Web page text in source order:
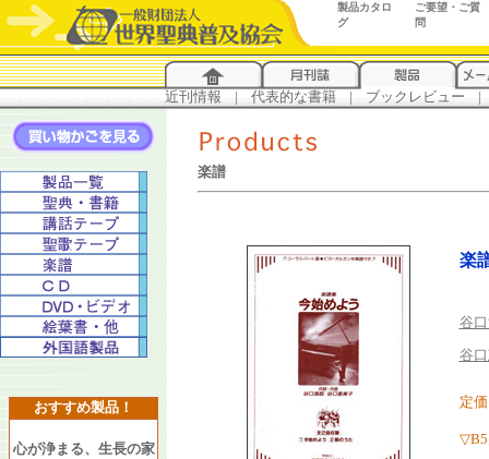
製品カタロ
グ
ご要望・ご質
問
近刊情報 | 代表的な書籍 | ブックレビュー |
おすすめ製品！
心が浄まる、生長の家
楽譜
楽
谷
谷
定
▽B5